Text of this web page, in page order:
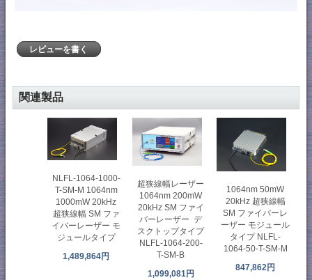
レビューを書く
関連製品
NLFL-1064-1000-
T-SM-M 1064nm
1000mW 20kHz
超狭線幅 SM ファ
イバーレーザー モ
ジュールタイプ
1,489,864円
超狭線幅レーザー
1064nm 200mW
20kHz SM ファイ
バーレーザー デ
スクトップタイプ
NLFL-1064-200-
T-SM-B
1,099,081円
1064nm 50mW
20kHz 超狭線幅
SM ファイバーレ
ーザー モジュール
タイプ NLFL-
1064-50-T-SM-M
847,862円